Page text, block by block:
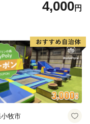
ます
4,000円
牧市